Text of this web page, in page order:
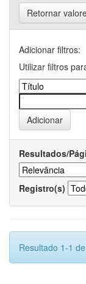
Retornar
Adicionar filtros:
Utilizar filtros
Resultados/
Registro(s)
Resultado 1-1